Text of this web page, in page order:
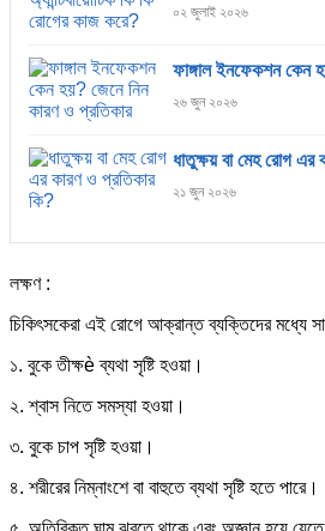
০২ জুলাই ২০২৬
ফাঙ্গাল ইনফেকশন কেন
২৬ জুন ২০২৬
ধাতুক্ষয় বা মেহ রোগ এর
২১ জুন ২০২৬
লক্ষণ :
চিকিৎসকেরা এই রোগে আক্রান্ত ব্যক্তিদের মধ্যে
১. বুকে তীক্ষè ব্যথা সৃষ্টি হওয়া।
২. শ্বাস নিতে সমস্যা হওয়া।
৩. বুকে চাপ সৃষ্টি হওয়া।
৪. শরীরের নিম্নাংশে বা বাহুতে ব্যথা সৃষ্টি হতে পারে।